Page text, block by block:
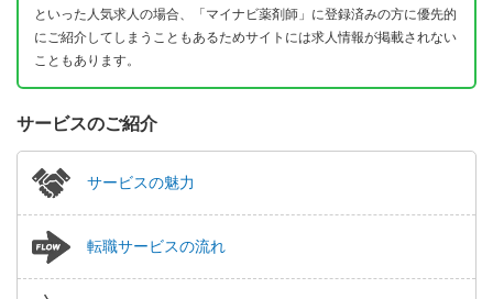
といった人気求人の場合、「マイナビ薬剤師」に登録済みの方に優先的
にご紹介してしまうこともあるためサイトには求人情報が掲載されない
こともあります。
サービスのご紹介
サービスの魅力
転職サービスの流れ